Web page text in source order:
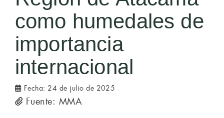
como humedales de
importancia
internacional
Fecha: 24 de julio de 2025
Fuente: MMA